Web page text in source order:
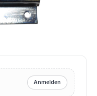
Anmelden